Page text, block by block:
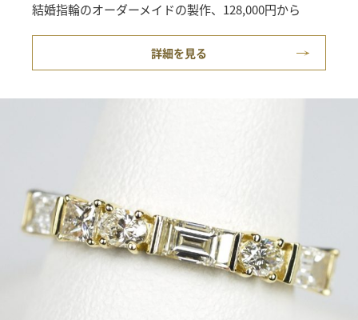
結婚指輪のオーダーメイドの製作、128,000円から
詳細を見る